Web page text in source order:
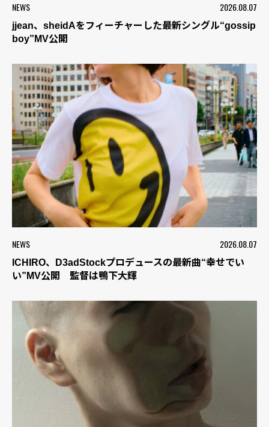
NEWS 2026.08.07
jjean、sheidAをフィーチャーした最新シングル“gossip
boy”MV公開
NEWS 2026.08.07
ICHIRO、D3adStockプロデュースの最新曲“幸せでい
い”MV公開 監督は鴨下大輝